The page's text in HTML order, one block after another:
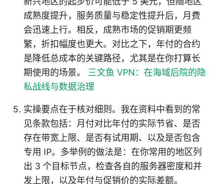
成熟度提升，服务质量与稳定性提升后，月费
会迅速上行。相反，成熟市场的促销期更频
繁，折扣幅度也更大。对比之下，年付的合约
是降低总成本的关键路径，尤其是在你打算长
期使用的场景。 三文鱼 VPN：在海域后院的隐
私战线与数据治理
实操要点在于核对细则。我在资料中看到的常
见条款包括：月付对比年付的实际节省、是否
存在带宽上限、是否有试用期、以及是否包含
专用 IP。多举例的做法是：在你常用的地区列
出 3 个目标节点，检查各自的服务器密度和并
发上限，以及年付与促销价的实际差额。